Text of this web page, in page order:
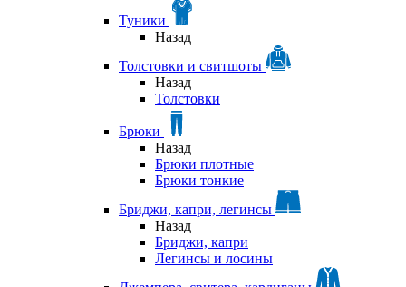
Туники
Назад
Толстовки и свитшоты
Назад
Толстовки
Брюки
Назад
Брюки плотные
Брюки тонкие
Бриджи, капри, легинсы
Назад
Бриджи, капри
Легинсы и лосины